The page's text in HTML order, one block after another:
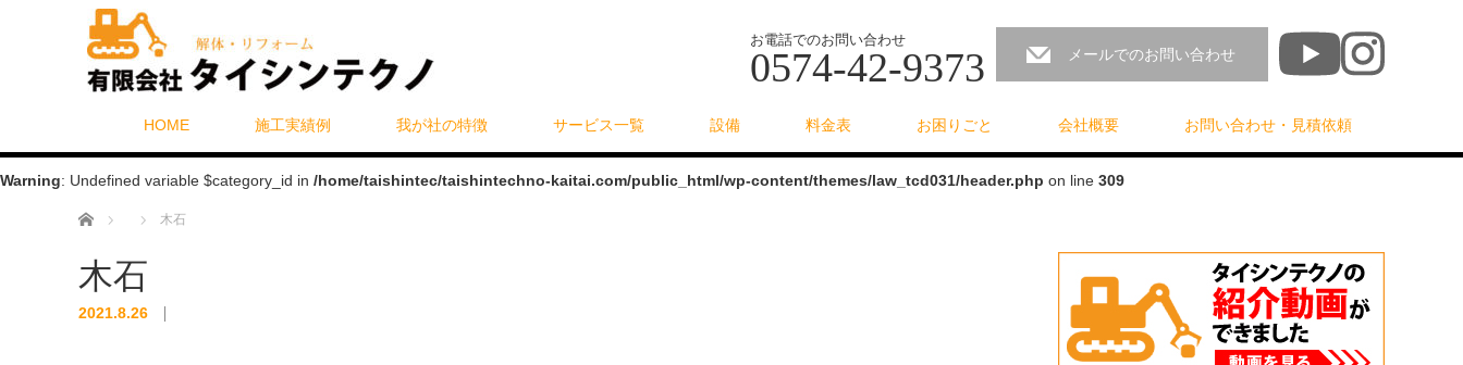
お電話でのお問い合わせ
0574-42-9373 メールでのお問い合わせ
HOME 施工実績例 我が社の特徴 サービス一覧 設備 料金表 お困りごと 会社概要 お問い合わせ・見積依頼
Warning: Undefined variable $category_id in /home/taishintec/taishintechno-kaitai.com/public_html/wp-content/themes/law_tcd031/header.php on line 309
ホーム 木石
木石
2021.8.26